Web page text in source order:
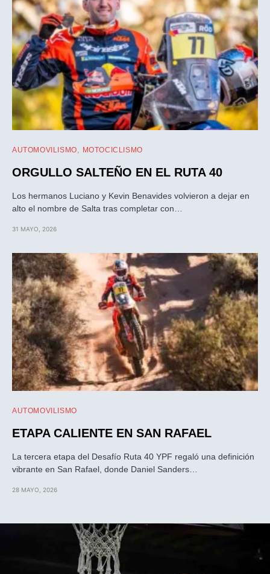
AUTOMOVILISMO MOTOCICLISMO
ORGULLO SALTEÑO EN EL RUTA 40
Los hermanos Luciano y Kevin Benavides volvieron a dejar en
alto el nombre de Salta tras completar con…
31 MAYO, 2026
AUTOMOVILISMO
ETAPA CALIENTE EN SAN RAFAEL
La tercera etapa del Desafío Ruta 40 YPF regaló una definición
vibrante en San Rafael, donde Daniel Sanders…
28 MAYO, 2026